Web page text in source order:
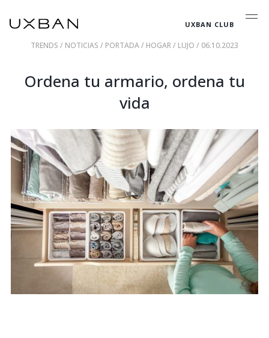
UXBAN CLUB
TRENDS / NOTICIAS / PORTADA/ HOGAR/ LUJO / 06.10.2023
Ordena tu armario, ordena tu
vida